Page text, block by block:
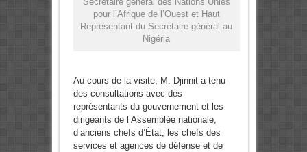
pour l’Afrique de l’Ouest et Haut
Représentant du Secrétaire général au
Nigéria
Au cours de la visite, M. Djinnit a tenu
des consultations avec des
représentants du gouvernement et les
dirigeants de l’Assemblée nationale,
d’anciens chefs d’État, les chefs des
services et agences de défense et de